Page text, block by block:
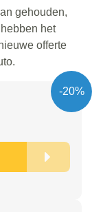
gehouden,
het
offerte
-20%